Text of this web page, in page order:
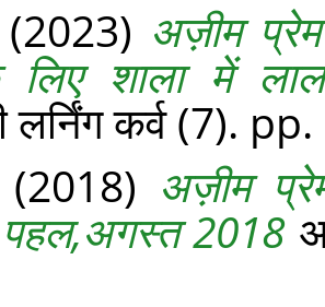
(2023) अज़ीम
शाला में
लर्निंग कर्व (7).
(2018) अज़ीम
2018